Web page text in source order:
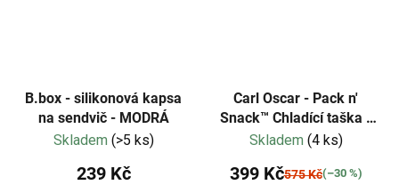
B.box - silikonová kapsa
na sendvič - MODRÁ
Skladem (>5 ks)
239 Kč
Carl Oscar - Pack n'
Snack™ Chladící taška -
tyrkysová
Skladem (4 ks)
399 Kč575 Kč(–30 %)